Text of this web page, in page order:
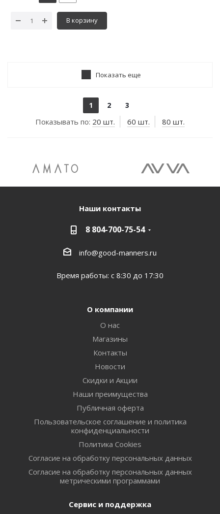
В корзину
Показать еще
1 2 3
Показывать по: 20 шт. 60 шт. 80 шт.
Наши контакты
8 804-700-75-54
info@good-manners.ru
Время работы: с 8:30 до 17:30
О компании
О нас
Магазины
Контакты
Новости
Скидки и Акции
Наши преимущества
Публичная оферта
Пользовательское соглашение и политика
конфиденциальности
Политика Cookies
Согласие на обработку персональных данных
Согласие на обработку персональных данных
метрическими программами
Сервис и поддержка